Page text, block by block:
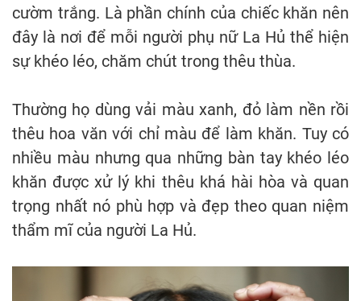
cườm trắng. Là phần chính của chiếc khăn nên
đây là nơi để mỗi người phụ nữ La Hủ thể hiện
sự khéo léo, chăm chút trong thêu thùa.
Thường họ dùng vải màu xanh, đỏ làm nền rồi
thêu hoa văn với chỉ màu để làm khăn. Tuy có
nhiều màu nhưng qua những bàn tay khéo léo
khăn được xử lý khi thêu khá hài hòa và quan
trọng nhất nó phù hợp và đẹp theo quan niệm
thẩm mĩ của người La Hủ.